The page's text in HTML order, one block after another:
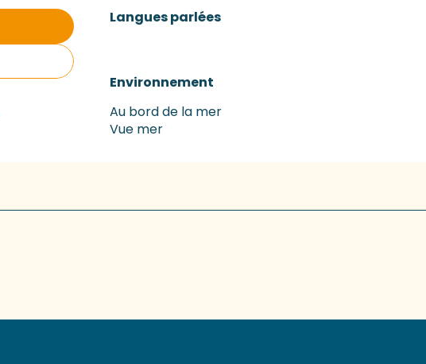
Langues parlées
Langues parlées
Environnement
Environnement
Au bord de la mer
Vue mer